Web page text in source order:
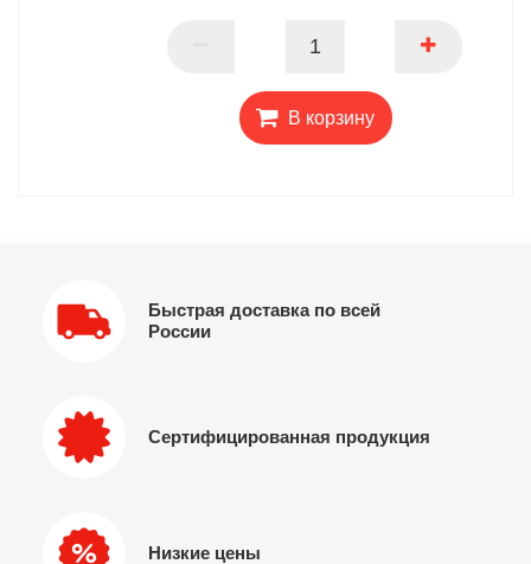
В корзину
Быстрая доставка по всей
России
Сертифицированная продукция
Низкие цены